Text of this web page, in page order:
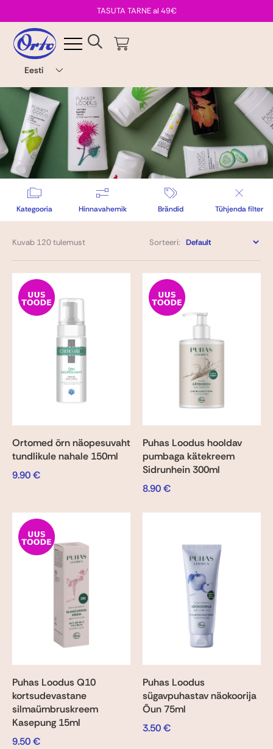
TASUTA TARNE al 49€
Eesti
English
Uudised
Kontakt
Kategooria Hinnavahemik Brändid Tühjenda filter
Kuvab 120tulemust Sorteeri:
Ortomed õrn näopesuvaht
tundlikule nahale 150ml
9.90€
Puhas Loodus hooldav
pumbaga kätekreem
Sidrunhein 300ml
8.90€
Puhas Loodus Q10
kortsudevastane
silmaümbruskreem
Kasepung 15ml
9.50€
Puhas Loodus
sügavpuhastav näokoorija
Õun 75ml
3.50€